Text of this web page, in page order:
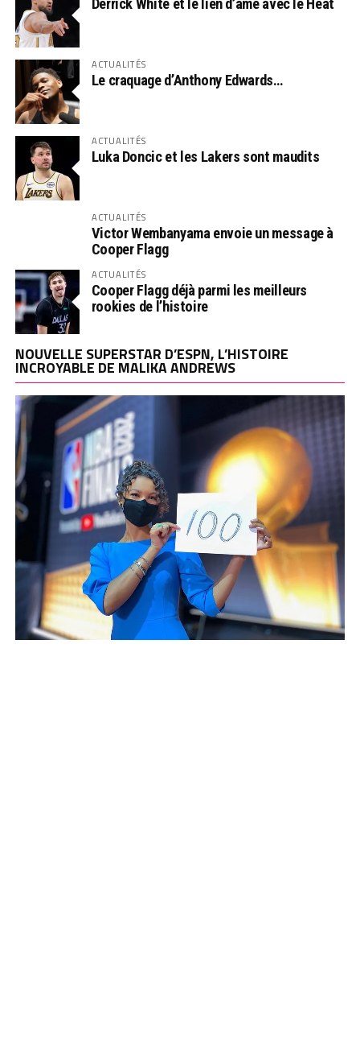
ACTUALITÉS
Le craquage d’Anthony Edwards…
ACTUALITÉS
Luka Doncic et les Lakers sont maudits
ACTUALITÉS
Victor Wembanyama envoie un message à
Cooper Flagg
ACTUALITÉS
Cooper Flagg déjà parmi les meilleurs
rookies de l’histoire
NOUVELLE SUPERSTAR D’ESPN, L’HISTOIRE
INCROYABLE DE MALIKA ANDREWS